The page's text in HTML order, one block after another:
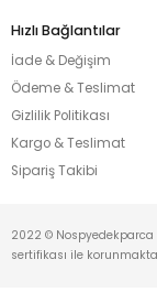
Hızlı Bağlantılar
İade & Değişim
Ödeme & Teslimat
Gizlilik Politikası
Kargo & Teslimat
Sipariş Takibi
2022 © Nospyedekparca
sertifikası ile